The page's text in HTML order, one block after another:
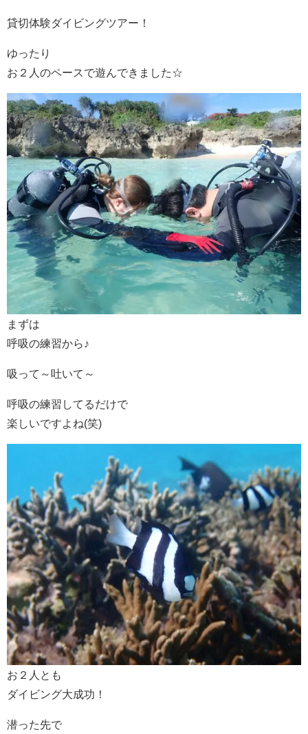
貸切体験ダイビングツアー！
ゆったり
お２人のペースで遊んできました☆
まずは
呼吸の練習から♪
吸って～吐いて～
呼吸の練習してるだけで
楽しいですよね(笑)
お２人とも
ダイビング大成功！
潜った先で